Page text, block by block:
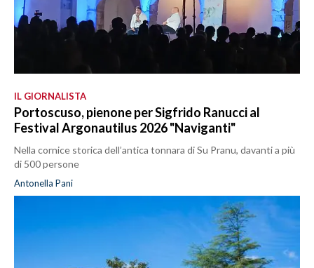
IL GIORNALISTA
Portoscuso, pienone per Sigfrido Ranucci al
Festival Argonautilus 2026 "Naviganti"
Nella cornice storica dell’antica tonnara di Su Pranu, davanti a più
di 500 persone
Antonella Pani